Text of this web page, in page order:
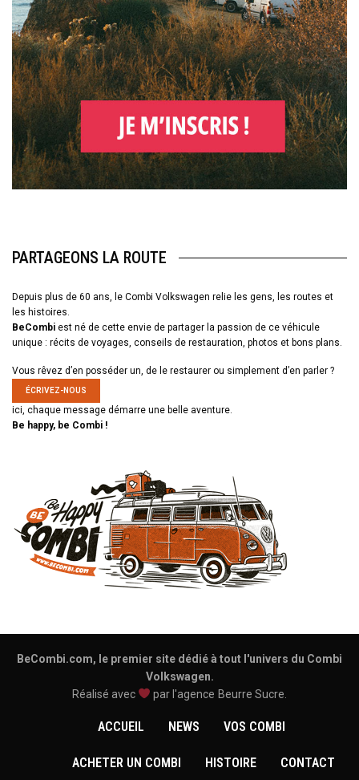
PARTAGEONS LA ROUTE
Depuis plus de 60 ans, le Combi Volkswagen relie les gens, les routes et
les histoires.
BeCombi est né de cette envie de partager la passion de ce véhicule
unique : récits de voyages, conseils de restauration, photos et bons plans.
Vous rêvez d’en posséder un, de le restaurer ou simplement d’en parler ?
ÉCRIVEZ-NOUS
ici, chaque message démarre une belle aventure.
Be happy, be Combi !
BeCombi.com, le premier site dédié à tout l'univers du Combi
Volkswagen.
Réalisé avec
par l'agence Beurre Sucre
ACCUEIL NEWS VOS COMBI
ACHETER UN COMBI HISTOIRE CONTACT